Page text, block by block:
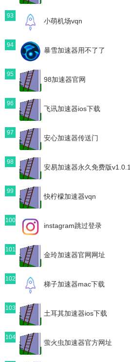
93
小萌机场vqn
94
暴雪加速器用不了了
95
98加速器官网
96
飞讯加速器ios下载
97
安心加速器传送门
98
安易加速器永久免费版v1.0.1
99
快柠檬加速器vqn
100
instagram跳过登录
101
金玲加速器官网网址
102
梯子加速器mac下载
103
土耳其加速器ios下载
104
萤火虫加速器官方网址